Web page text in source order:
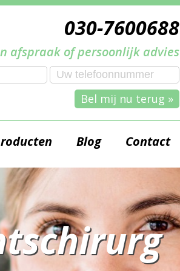
030-7600688
afspraak of persoonlijk advies
Bel mij nu terug »
Blog Contact